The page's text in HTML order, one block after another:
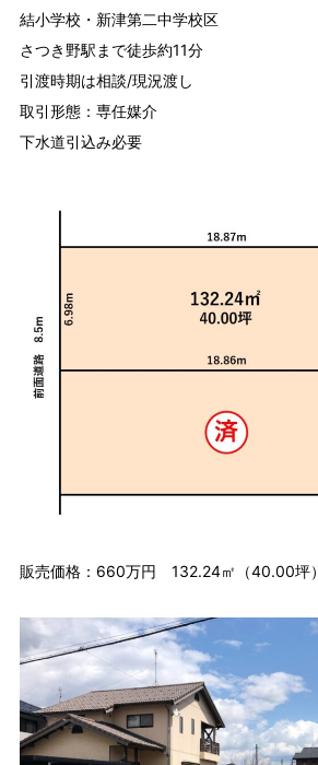
結小学校・新津第二中学校区
さつき野駅まで徒歩約11分
引渡時期は相談/現況渡し
取引形態：専任媒介
下水道引込み必要
販売価格：660万円 132.24㎡（40.00坪）